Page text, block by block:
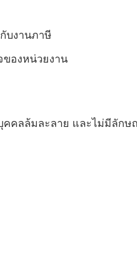
บงานภาษี
ของหน่วยงาน
คคลล้มละลาย และไม่มีลั